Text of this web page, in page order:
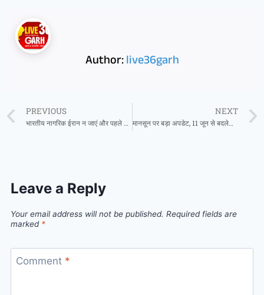
Author:live36garh
PREVIOUS
भारतीय नागरिक ईरान न जाएं और पहले से मौजूद लोग किसी भी तरह छोड़ें देश’, भारत ने जारी की एडवाइज़री
NEXT
मानसून पर बड़ा अपडेट, 11 जून से बदलेगा छत्तीसगढ़ का मौसम, बारिश-आंधी का अलर्ट जारी
Leave a Reply
Your email address will not be published. Required fields are
marked *
Comment *